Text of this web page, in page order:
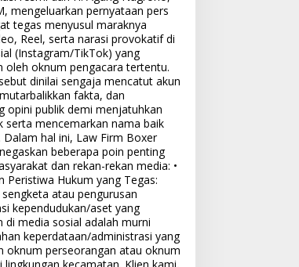
mengeluarkan pernyataan pers
tegas menyusul maraknya
Reel, serta narasi provokatif di
(Instagram/TikTok) yang
oleh oknum pengacara tertentu.
dinilai sengaja mencatut akun
fakta, dan
opini publik demi menjatuhkan
serta mencemarkan nama baik
Dalam hal ini, Law Firm Boxer
beberapa poin penting
dan rekan-rekan media: •
Peristiwa Hukum yang Tegas:
atau pengurusan
kependudukan/aset yang
di media sosial adalah murni
keperdataan/administrasi yang
oknum perseorangan atau oknum